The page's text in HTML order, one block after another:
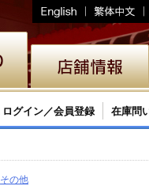
ログイン／会員登録 在庫問
その他